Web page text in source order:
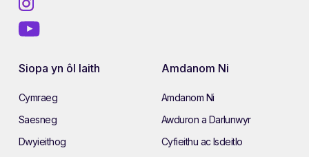
Siopa yn ôl Iaith
Cymraeg
Saesneg
Dwyieithog
Amdanom Ni
Amdanom Ni
Awduron a Darlunwyr
Cyfieithu ac Isdeitlo